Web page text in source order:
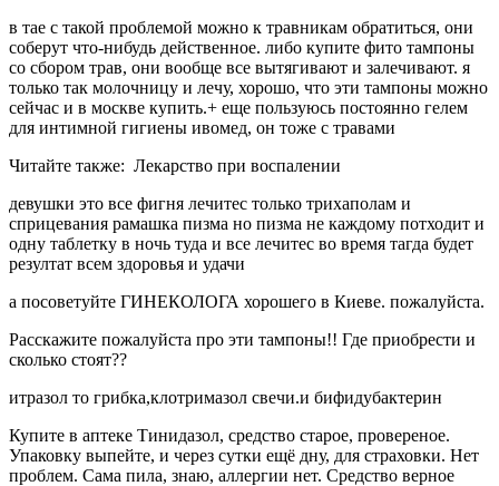
в тае с такой проблемой можно к травникам обратиться, они
соберут что-нибудь действенное. либо купите фито тампоны
со сбором трав, они вообще все вытягивают и залечивают. я
только так молочницу и лечу, хорошо, что эти тампоны можно
сейчас и в москве купить.+ еще пользуюсь постоянно гелем
для интимной гигиены ивомед, он тоже с травами
Читайте также: Лекарство при воспалении
девушки это все фигня лечитес только трихаполам и
сприцевания рамашка пизма но пизма не каждому потходит и
одну таблетку в ночь туда и все лечитес во время тагда будет
резултат всем здоровья и удачи
а посоветуйте ГИНЕКОЛОГА хорошего в Киеве. пожалуйста.
Расскажите пожалуйста про эти тампоны!! Где приобрести и
сколько стоят??
итразол то грибка,клотримазол свечи.и бифидубактерин
Купите в аптеке Тинидазол, средство старое, провереное.
Упаковку выпейте, и через сутки ещё дну, для страховки. Нет
проблем. Сама пила, знаю, аллергии нет. Средство верное